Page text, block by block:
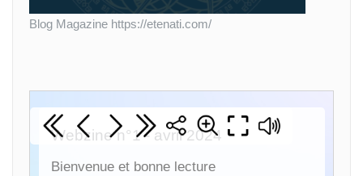
Blog Magazine https://etenati.com/